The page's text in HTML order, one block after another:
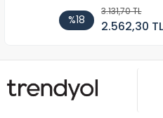
%18
3.131,70 TL
2.562,30 TL